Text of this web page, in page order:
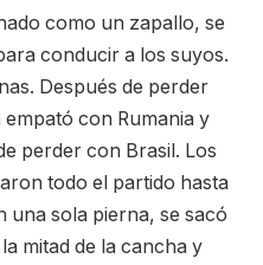
como un zapallo, se
conducir a los suyos.
Después de perder
con Rumania y
perder con Brasil. Los
todo el partido hasta
una sola pierna, se sacó
mitad de la cancha y